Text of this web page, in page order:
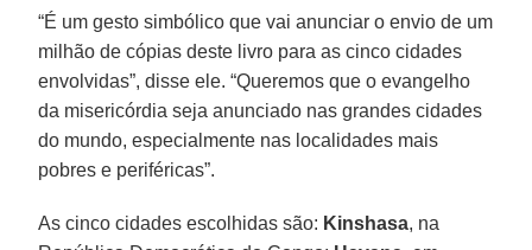
“É um gesto simbólico que vai anunciar o envio de um
milhão de cópias deste livro para as cinco cidades
envolvidas”, disse ele. “Queremos que o evangelho
da misericórdia seja anunciado nas grandes cidades
do mundo, especialmente nas localidades mais
pobres e periféricas”.
As cinco cidades escolhidas são: Kinshasa, na